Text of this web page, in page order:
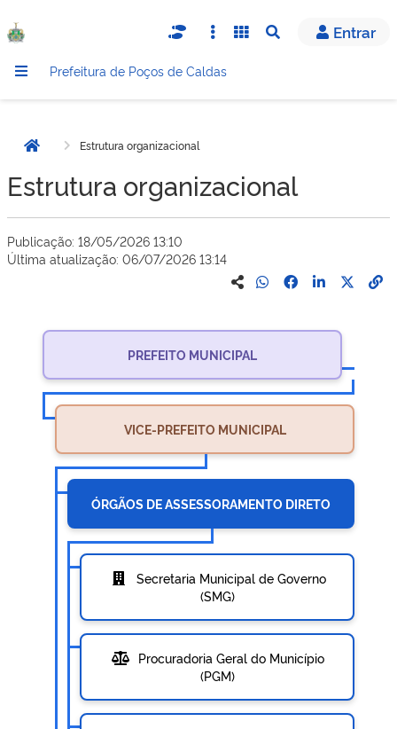
Abrir buscaEntrar
Prefeitura de Poços de Caldas
Página inicialEstrutura organizacional
Estrutura organizacional
Publicação: 18/05/2026 13:10
Última atualização: 06/07/2026 13:14
PREFEITO MUNICIPAL
VICE-PREFEITO MUNICIPAL
ÓRGÃOS DE ASSESSORAMENTO DIRETO
Secretaria Municipal de Governo
(SMG)
Procuradoria Geral do Município
(PGM)